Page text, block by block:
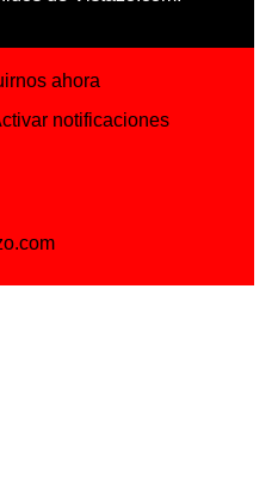
ahora
notificaciones